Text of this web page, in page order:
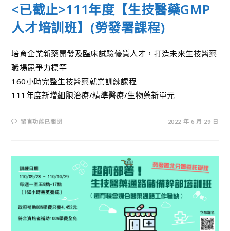
<已截止>111年度【生技醫藥GMP
人才培訓班】(勞發署課程)
培育企業新藥開發及臨床試驗優質人才，打造未來生技醫藥
職場競爭力標竿
160小時完整生技醫藥就業訓練課程
111年度新增細胞治療/精準醫療/生物藥新單元
留言功能已關閉 2022 年 6 月 29 日